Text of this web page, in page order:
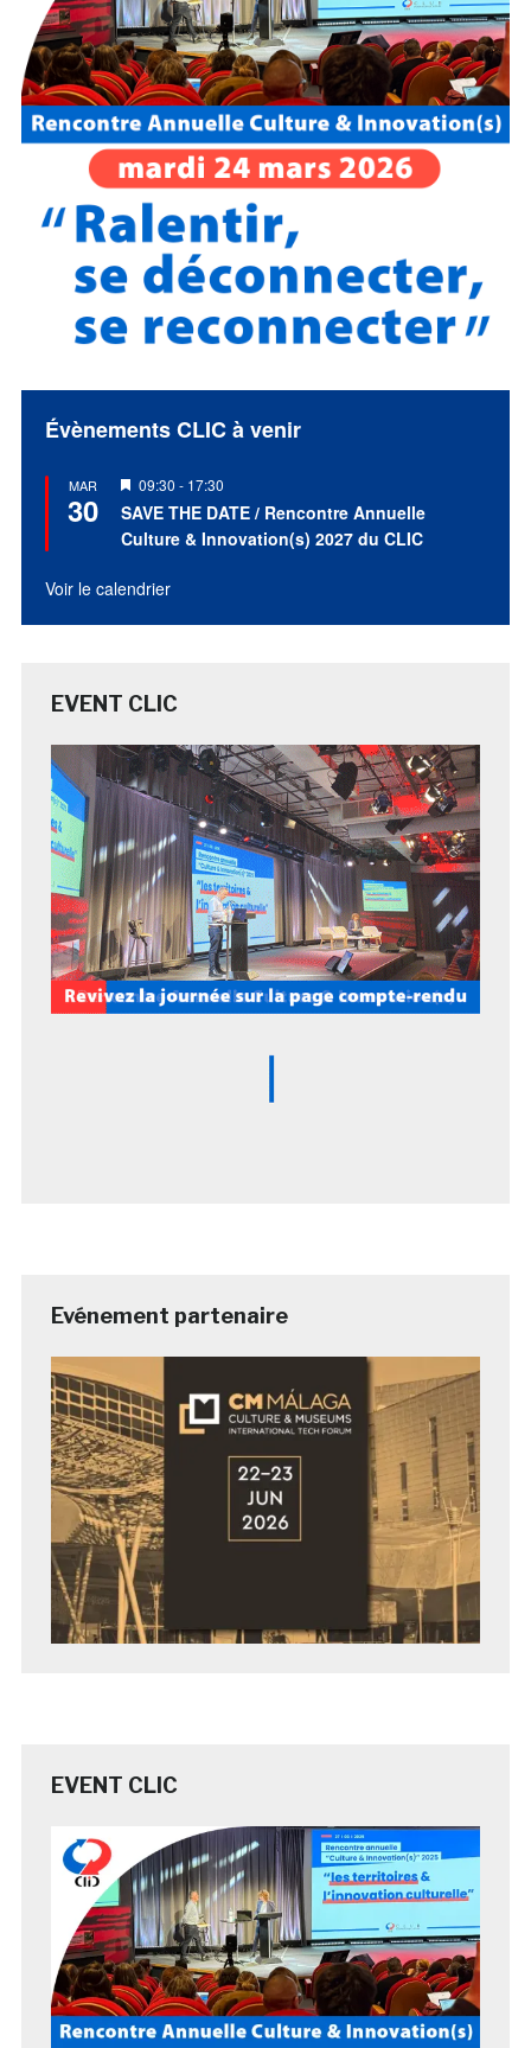
Évènements CLIC à venir
MAR
30
Mis
en
avant
09:30 - 17:30
SAVE THE DATE / Rencontre Annuelle
Culture & Innovation(s) 2027 du CLIC
Voir le calendrier
EVENT CLIC
Evénement partenaire
EVENT CLIC